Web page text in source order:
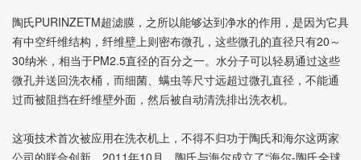
陶氏PURINZETM超滤膜，之所以能够达到净水的作用，是因为它具
有中空纤维结构，纤维壁上则密布微孔，这些微孔的直径只有20～
30纳米，相当于PM2.5直径的百分之一。水分子可以轻易通过这些
微孔并送回洗衣桶，而细菌、螨虫等尺寸远超过微孔直径，不能通
过而被阻挡在纤维壁外面，然后被自动清洗排出洗衣机。
这项技术首次被应用在洗衣机上，不得不归功于陶氏和海尔这两家